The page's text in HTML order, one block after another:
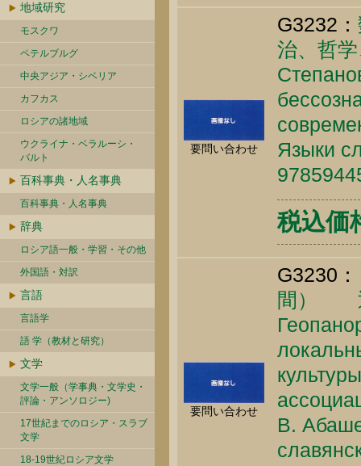
地域研究
モスクワ
ペテルブルグ
中央アジア・シベリア
カフカス
ロシアの諸地域
ウクライナ・ベラルーシ・
バルト
百科事典・人名事典
百科事典・人名事典
辞典
ロシア語一般・学習・その他
外国語・対訳
言語
言語学
語 学（教材と研究）
文学
文学一般（学事典・文学史・
評論・アンソロジー)
17世紀までのロシア・スラブ
文学
18-19世紀ロシア文学
要問い合わせ
G3232：
治、哲
Языки
税込価
要問い合わせ
G3230：
間） 辺
В.